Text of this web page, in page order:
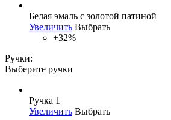
Белая эмаль с золотой патиной
Увеличить Выбрать
+32%
Ручки:
Выберите ручки
Ручка 1
Увеличить Выбрать